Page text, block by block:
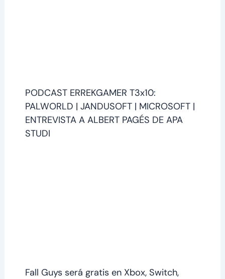
PODCAST ERREKGAMER T3x10:
PALWORLD | JANDUSOFT | MICROSOFT |
ENTREVISTA A ALBERT PAGÉS DE APA
STUDI
Fall Guys será gratis en Xbox, Switch,